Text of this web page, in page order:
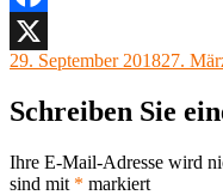
Facebook
X
Veröffentlicht
29. September 201827.
Schreiben Sie
Ihre E-Mail-Adresse wird
sind mit * markiert